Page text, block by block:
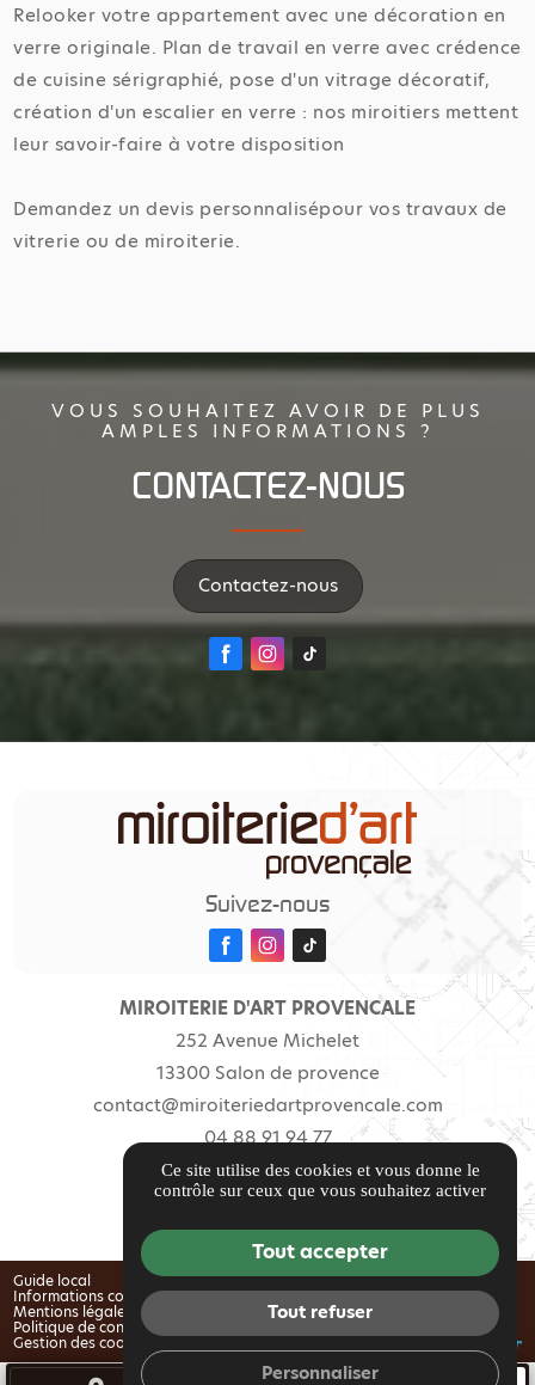
Relooker votre appartement avec une décoration en
verre originale. Plan de travail en verre avec crédence
de cuisine sérigraphié, pose d'un vitrage décoratif,
création d'un escalier en verre : nos miroitiers mettent
leur savoir-faire à votre disposition
Demandez un devis personnalisépour vos travaux de
vitrerie ou de miroiterie.
VOUS SOUHAITEZ AVOIR DE PLUS
AMPLES INFORMATIONS ?
CONTACTEZ-NOUS
Contactez-nous
Suivez-nous
MIROITERIE D'ART PROVENCALE
252 Avenue Michelet
13300 Salon de provence
contact@miroiteriedartprovencale.com
04 88 91 94 77
Accès
Guide local
Informations complémentaires
Mentions légales
Politique de confidentialité
Gestion des cookies
Ce site utilise des cookies et vous donne le
contrôle sur ceux que vous souhaitez activer
Tout accepter
Tout refuser
Personnaliser